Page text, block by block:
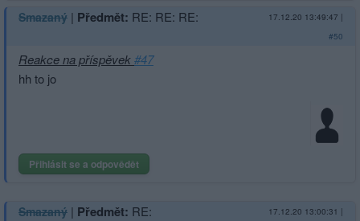
Smazaný | Předmět: RE: RE: RE: 17.12.20 13:49:47 |
#50
Reakce na příspěvek#47
hh to jo
Přihlásit se a odpovědět
Smazaný | Předmět: RE: 17.12.20 13:00:31 |